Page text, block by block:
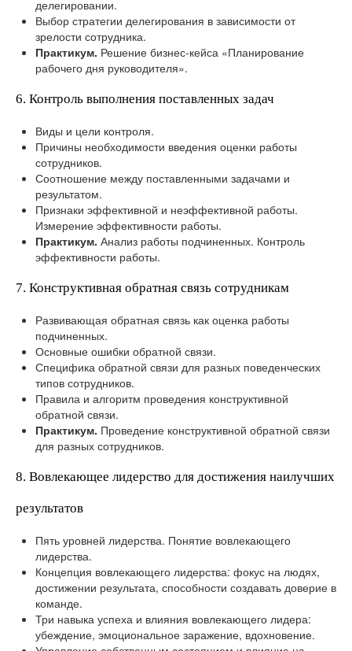
делегировании.
Выбор стратегии делегирования в зависимости от
зрелости сотрудника.
Практикум. Решение бизнес-кейса «Планирование
рабочего дня руководителя».
6. Контроль выполнения поставленных задач
Виды и цели контроля.
Причины необходимости введения оценки работы
сотрудников.
Соотношение между поставленными задачами и
результатом.
Признаки эффективной и неэффективной работы.
Измерение эффективности работы.
Практикум. Анализ работы подчиненных. Контроль
эффективности работы.
7. Конструктивная обратная связь сотрудникам
Развивающая обратная связь как оценка работы
подчиненных.
Основные ошибки обратной связи.
Специфика обратной связи для разных поведенческих
типов сотрудников.
Правила и алгоритм проведения конструктивной
обратной связи.
Практикум. Проведение конструктивной обратной связи
для разных сотрудников.
8. Вовлекающее лидерство для достижения наилучших
результатов
Пять уровней лидерства. Понятие вовлекающего
лидерства.
Концепция вовлекающего лидерства: фокус на людях,
достижении результата, способности создавать доверие в
команде.
Три навыка успеха и влияния вовлекающего лидера:
убеждение, эмоциональное заражение, вдохновение.